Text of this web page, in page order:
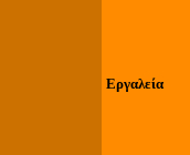
Εργαλεία